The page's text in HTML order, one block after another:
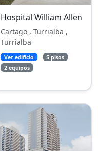
Hospital William Allen
Cartago , Turrialba ,
Turrialba
Ver edificio
5 pisos
2 equipos